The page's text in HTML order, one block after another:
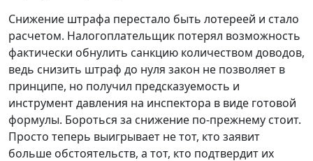
Снижение штрафа перестало быть лотереей и стало
расчетом. Налогоплательщик потерял возможность
фактически обнулить санкцию количеством доводов,
ведь снизить штраф до нуля закон не позволяет в
принципе, но получил предсказуемость и
инструмент давления на инспектора в виде готовой
формулы. Бороться за снижение по-прежнему стоит.
Просто теперь выигрывает не тот, кто заявит
больше обстоятельств, а тот, кто подтвердит их